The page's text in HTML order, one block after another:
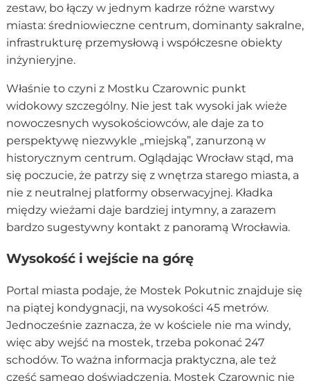
zestaw, bo łączy w jednym kadrze różne warstwy
miasta: średniowieczne centrum, dominanty sakralne,
infrastrukturę przemysłową i współczesne obiekty
inżynieryjne.
Właśnie to czyni z Mostku Czarownic punkt
widokowy szczególny. Nie jest tak wysoki jak wieże
nowoczesnych wysokościowców, ale daje za to
perspektywę niezwykle „miejską”, zanurzoną w
historycznym centrum. Oglądając Wrocław stąd, ma
się poczucie, że patrzy się z wnętrza starego miasta, a
nie z neutralnej platformy obserwacyjnej. Kładka
między wieżami daje bardziej intymny, a zarazem
bardzo sugestywny kontakt z panoramą Wrocławia.
Wysokość i wejście na górę
Portal miasta podaje, że Mostek Pokutnic znajduje się
na piątej kondygnacji, na wysokości 45 metrów.
Jednocześnie zaznacza, że w kościele nie ma windy,
więc aby wejść na mostek, trzeba pokonać 247
schodów. To ważna informacja praktyczna, ale też
część samego doświadczenia. Mostek Czarownic nie